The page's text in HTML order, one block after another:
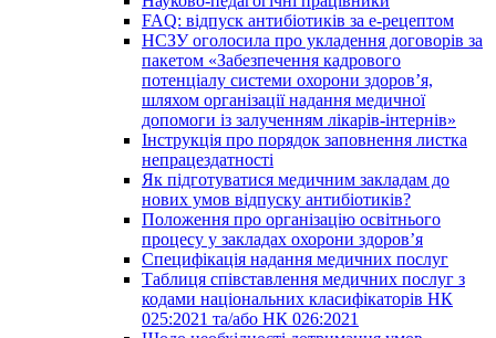
FAQ: відпуск антибіотиків за е-рецептом
НСЗУ оголосила про укладення договорів за
пакетом «Забезпечення кадрового
потенціалу системи охорони здоров’я,
шляхом організації надання медичної
допомоги із залученням лікарів-інтернів»
Інструкція про порядок заповнення листка
непрацездатності
Як підготуватися медичним закладам до
нових умов відпуску антибіотиків?
Положення про організацію освітнього
процесу у закладах охорони здоров’я
Специфікація надання медичних послуг
Таблиця співставлення медичних послуг з
кодами національних класифікаторів НК
025:2021 та/або НК 026:2021